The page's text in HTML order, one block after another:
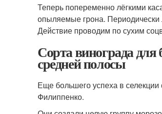
Теперь попеременно лёгкими
опыляемые грона. Периодически
Действие проводим по сухим
Сорта винограда
средней полосы
Еще большего успеха в
Филиппенко.